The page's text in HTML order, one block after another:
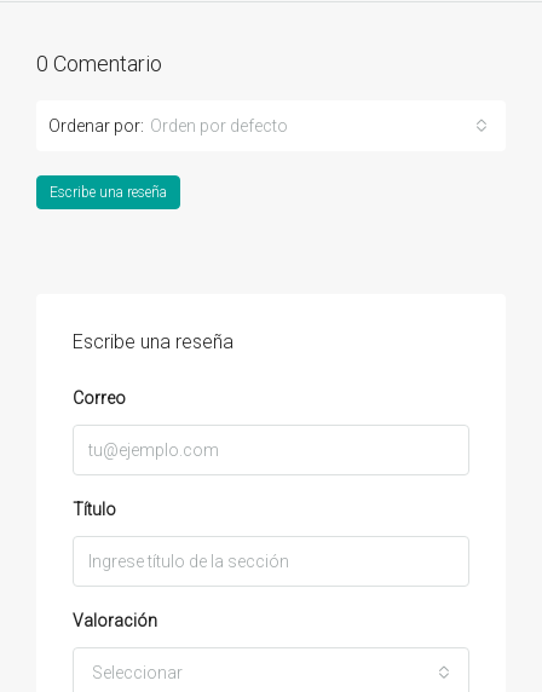
0 Comentario
Ordenar por: Orden por defecto
Escribe una reseña
Escribe una reseña
Correo
Título
Valoración
Seleccionar